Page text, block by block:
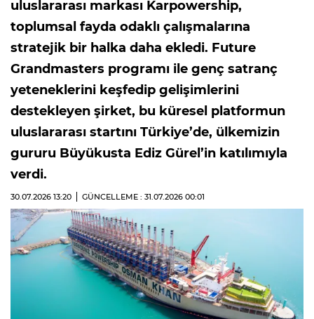
uluslararası markası Karpowership,
toplumsal fayda odaklı çalışmalarına
stratejik bir halka daha ekledi. Future
Grandmasters programı ile genç satranç
yeteneklerini keşfedip gelişimlerini
destekleyen şirket, bu küresel platformun
uluslararası startını Türkiye’de, ülkemizin
gururu Büyükusta Ediz Gürel’in katılımıyla
verdi.
30.07.2026 13:20 GÜNCELLEME : 31.07.2026 00:01